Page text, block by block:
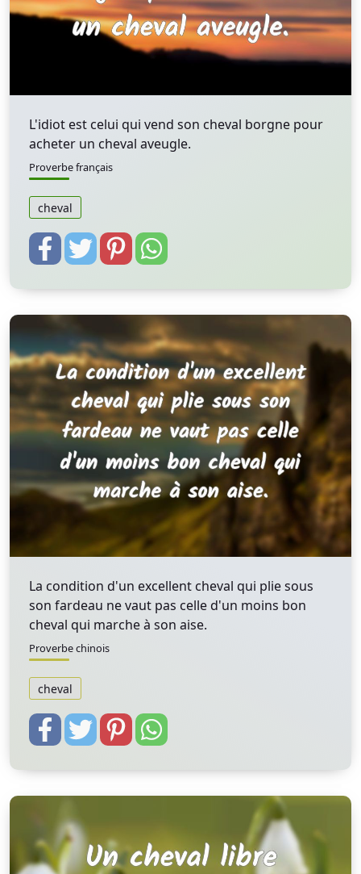
L'idiot est celui qui vend son cheval borgne pour
acheter un cheval aveugle.
Proverbe français
cheval
La condition d'un excellent cheval qui plie sous
son fardeau ne vaut pas celle d'un moins bon
cheval qui marche à son aise.
Proverbe chinois
cheval